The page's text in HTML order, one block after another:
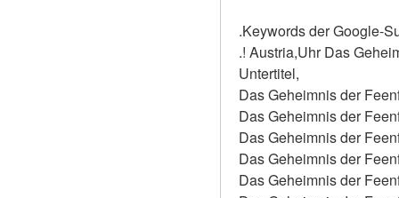
.Keywords der Google-
.! Austria,Uhr Das
Untertitel,
Das Geheimnis der
Das Geheimnis der
Das Geheimnis der
Das Geheimnis der
Das Geheimnis der